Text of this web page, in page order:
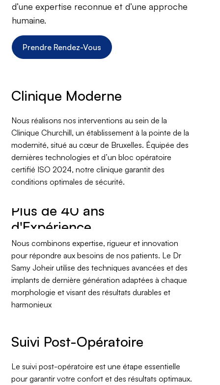
d’une expertise reconnue et d’une approche
humaine.
Prendre Rendez-Vous
Clinique Moderne
Nous réalisons nos interventions au sein de la
Clinique Churchill, un établissement à la pointe de la
modernité, situé au cœur de Bruxelles. Équipée des
dernières technologies et d’un bloc opératoire
certifié ISO 2024, notre clinique garantit des
conditions optimales de sécurité.
Plus de 40 ans
Nous combinons expertise, rigueur et innovation
pour répondre aux besoins de nos patients. Le Dr
Samy Joheir utilise des techniques avancées et des
implants de dernière génération adaptées à chaque
morphologie et visant des résultats durables et
harmonieux
Le suivi post-opératoire est une étape essentielle
pour garantir votre confort et des résultats optimaux.